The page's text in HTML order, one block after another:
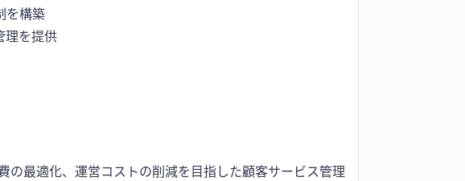
を構築
理を提供
最適化、運営コストの削減を目指した顧客サービス管理